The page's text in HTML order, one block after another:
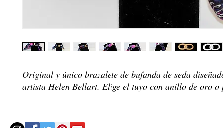
Original y único brazalete de bufanda de seda
artista Helen Bellart. Elige el tuyo con anillo de oro o